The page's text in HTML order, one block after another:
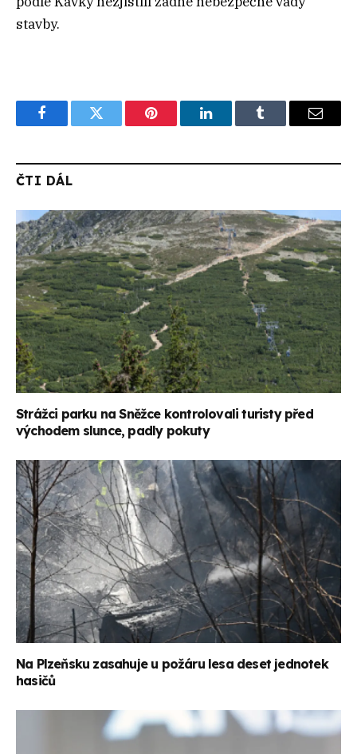
stavby.
FacebookTwitter Pinterest LinkedInTumblr Email
ČTI DÁL
Strážci parku na Sněžce kontrolovali turisty před
východem slunce, padly pokuty
Na Plzeňsku zasahuje u požáru lesa deset jednotek
hasičů